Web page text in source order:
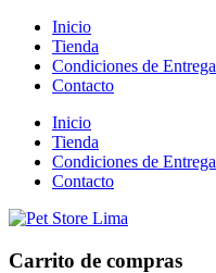
Inicio
Tienda
Condiciones de Entrega
Contacto
Inicio
Tienda
Condiciones de Entrega
Contacto
Carrito de compras